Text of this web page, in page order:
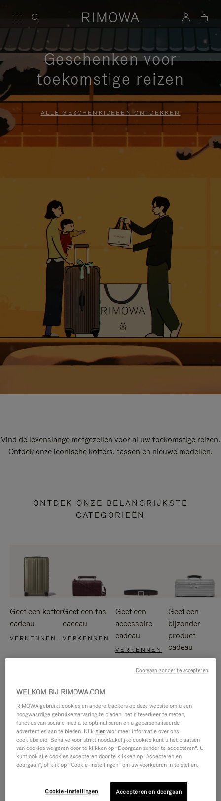
Geschenken voor
toekomstige reizen
ALLE GESCHENKIDEEËN ONTDEKKEN
Vind de levenslange metgezellen voor al uw toekomstige reizen.
Ontdek onze iconische koffers, tassen en nieuwe modellen.
ONTDEK ONZE BELANGRIJKSTE
CATEGORIEËN
Geef een koffer
cadeau
VERKENNEN
Geef een tas
cadeau
VERKENNEN
Geef een
accessoire
cadeau
VERKENNEN
Geef een
bijzonder
product
cadeau
WELKOM BIJ RIMOWA.COM
RIMOWA gebruikt cookies en andere trackers op deze website om u een
hoogwaardige gebruikerservaring te bieden, het siteverkeer te meten,
functies van sociale media te optimaliseren en u gepersonaliseerde
advertenties aan te bieden. Klik hiervoor meer informatie over ons
cookiebeleid. Behalve voor strikt noodzakelijke cookies kunt u het plaatsen
van cookies weigeren door te klikken op “Doorgaan zonder te accepteren”. U
kunt ook alle cookies accepteren door te klikken op “Accepteren en
doorgaan”, of klik op “Cookie-instellingen” om uw voorkeuren in te stellen.
Cookie-instellingen Accepteren en doorgaan
Doorgaan zonder te accepteren